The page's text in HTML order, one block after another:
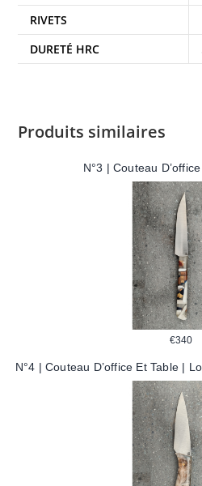
RIVETS
DURETÉ HRC
Produits similaires
N°3 | Couteau
€340
N°4 | Couteau D’office Et Table |